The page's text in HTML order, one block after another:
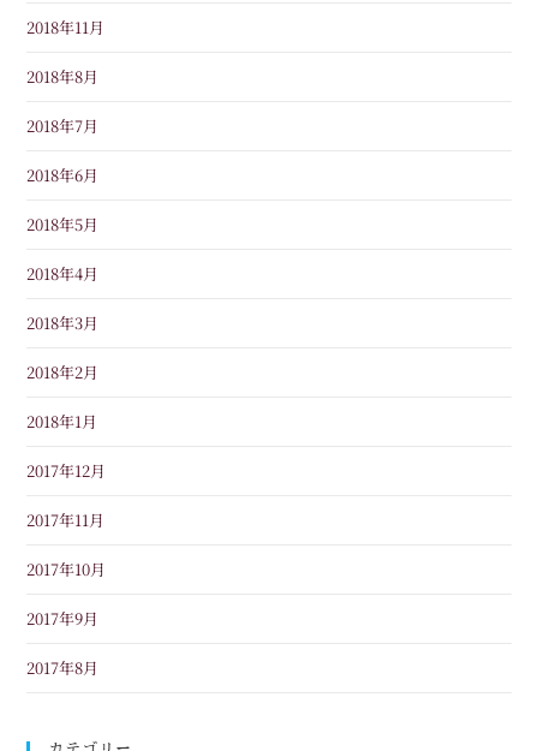
2018年11月
2018年8月
2018年7月
2018年6月
2018年5月
2018年4月
2018年3月
2018年2月
2018年1月
2017年12月
2017年11月
2017年10月
2017年9月
2017年8月